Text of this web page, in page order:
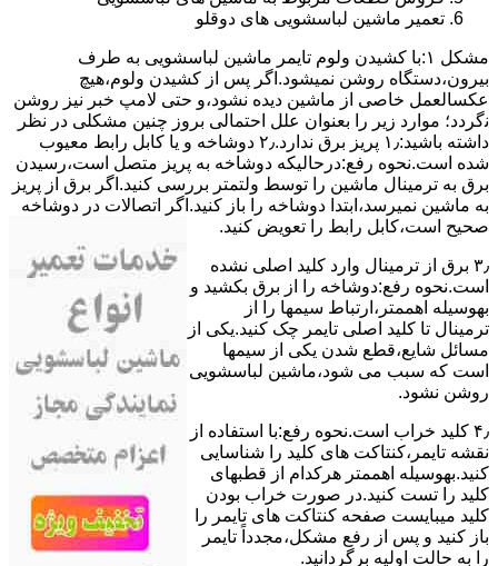
تعمیر ماشین لباسشویی های دوقلو
مشکل ۱:ﺑﺎ ﮐﺸﯿﺪن وﻟﻮم ﺗﺎﯾﻤﺮ ماشین لباسشویی به طرف
ﺑﯿﺮون،دستگاه روﺷﻦ نمیشود.اﮔﺮ ﭘﺲ از ﮐﺸﯿﺪن وﻟﻮم،ﻫﯿﭻ
عکسالعمل ﺧﺎﺻﯽ از ﻣﺎﺷﯿﻦ دﯾﺪه نشود،و حتی ﻻﻣﭗ ﺧﺒﺮ ﻧﯿﺰ روﺷﻦ
ﻧگردد؛ موارد زیر را بعنوان ﻋﻠﻞ احتمالی بروز چنین مشکلی در نظر
داشته باشید:۱٫ ﭘﺮﯾﺰ ﺑﺮق ﻧﺪارد.۲٫ دوﺷﺎﺧﻪ و ﯾﺎ ﮐﺎﺑﻞ راﺑﻂ ﻣﻌﯿﻮب
ﺷﺪه است.نحوه رفع:درحالیکه دوﺷﺎﺧﻪ ﺑﻪ ﭘﺮﯾﺰ ﻣﺘﺼﻞ اﺳﺖ،رﺳﯿﺪن
ﺑﺮق ﺑﻪ ﺗﺮﻣﯿﻨﺎل ﻣﺎﺷﯿﻦ را ﺗﻮﺳﻂ ولتمتر بررسی ﮐﻨﯿﺪ.اﮔﺮ ﺑﺮق از ﭘﺮﯾﺰ
ﺑﻪ ﻣﺎﺷﯿﻦ نمیرسد،اﺑﺘﺪا دوشاخه را باز کنید.اﮔﺮ اﺗﺼﺎﻻت در دوشاخه
ﺻﺤﯿﺢ اﺳﺖ،ﮐﺎﺑﻞ راﺑﻂ را ﺗﻌﻮﯾﺾ کنید.
۳٫ ﺑﺮق از ﺗﺮﻣﯿﻨﺎل وارد ﮐﻠﯿﺪ اﺻﻠﯽ ﻧﺸﺪه
است.نحوه رﻓﻊ:دوشاخه را از ﺑﺮق بکشید و
بهوسیله اهممتر،ارﺗﺒﺎط سیمها را از
ﺗﺮﻣﯿﻨﺎل ﺗﺎ ﮐﻠﯿﺪ اﺻﻠﯽ ﺗﺎﯾﻤﺮ چک کنید.یکی از
مسائل شایع،ﻗﻄﻊ شدن ﯾﮑﯽ از سیمها
است که سبب می شود،ﻣﺎﺷﯿﻦ لباسشویی
روﺷﻦ نشود.
۴٫ ﮐﻠﯿﺪ ﺧﺮاب اﺳﺖ.نحوه رفع:ﺑﺎ اﺳﺘﻔﺎده از
ﻧﻘﺸﻪ ﺗﺎﯾﻤﺮ،ﮐﻨﺘﺎﮐﺖ ﻫﺎی ﮐﻠﯿﺪ را ﺷﻨﺎﺳﺎﯾﯽ
کنید.بهوسیله اهممتر هرکدام از قطبهای
ﮐﻠﯿﺪ را ﺗﺴﺖ ﮐﻨﯿﺪ.در ﺻﻮرت ﺧﺮاب ﺑﻮدن
ﮐﻠﯿﺪ میبایست ﺻﻔﺤﻪ ﮐﻨﺘﺎﮐﺖ ﻫﺎی ﺗﺎﯾﻤﺮ را
باز کنید و ﭘﺲ از رﻓﻊ مشکل،مجدداً ﺗﺎﯾﻤﺮ
را به حالت اوﻟﯿﻪ برگردانید.